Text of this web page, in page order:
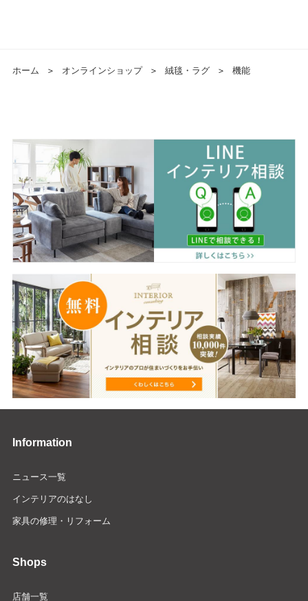
ホーム ＞ オンラインショップ ＞ 絨毯・ラグ ＞ 機能
Information
ニュース一覧
インテリアのはなし
家具の修理・リフォーム
Shops
店舗一覧